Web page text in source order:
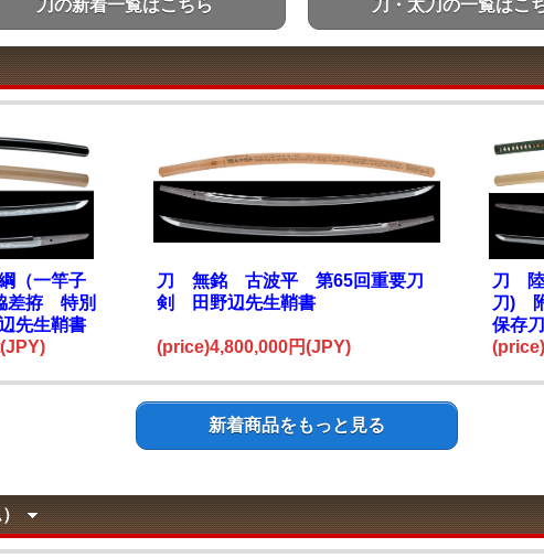
刀の新着一覧はこちら 刀・太刀の一覧はこ
（一竿子
差拵 特別
先生鞘書
刀 無銘 古波平 第65回重要刀
剣 田野辺先生鞘書
(price)4,800,000円(JPY)
刀 陸
刀)
保存
新着商品をもっと見る